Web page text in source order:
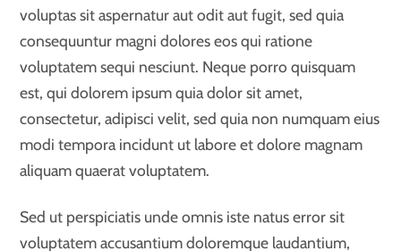
voluptas sit aspernatur aut odit aut fugit, sed quia
consequuntur magni dolores eos qui ratione
voluptatem sequi nesciunt. Neque porro quisquam
est, qui dolorem ipsum quia dolor sit amet,
consectetur, adipisci velit, sed quia non numquam eius
modi tempora incidunt ut labore et dolore magnam
aliquam quaerat voluptatem.
Sed ut perspiciatis unde omnis iste natus error sit
voluptatem accusantium doloremque laudantium,